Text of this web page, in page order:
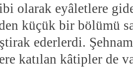
olarak eyâletlere
küçük bir bölümü
ederlerdi.
katılan kâtipler de